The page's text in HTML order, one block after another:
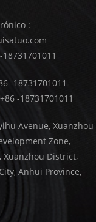
:
-18731701011
-18731701011
Avenue, Xuanzhou
Zone,
Xuanzhou District,
Anhui Province,